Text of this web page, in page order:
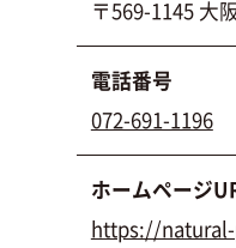
〒569-1145 大
電話番号
072-691-1196
ホームページ
https://